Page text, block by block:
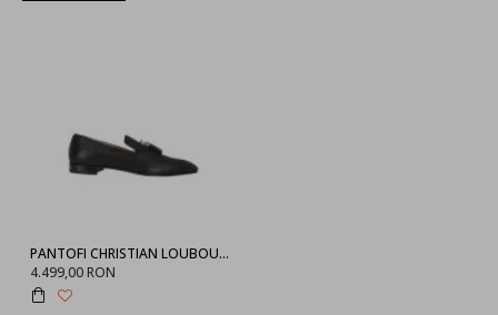
PANTOFI CHRISTIAN LOUBOUTIN SS20
4.499,00 RON